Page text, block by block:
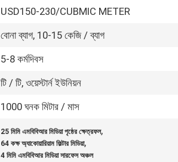
USD150-230/CUBMIC METER
বোনা ব্যাগ, 10-15 কেজি / ব্যাগ
5-8 কর্মদিবস
টি / টি, ওয়েস্টার্ন ইউনিয়ন
1000 ঘনক মিটার / মাস
25 মিমি এমবিবিআর মিডিয়া পৃষ্ঠের ক্ষেত্রফল,
64 কক্ষ অ্যাকোয়ারিয়াম ফিল্টার মিডিয়া,
4 মিমি এমবিবিআর মিডিয়া সারফেস অঞ্চল